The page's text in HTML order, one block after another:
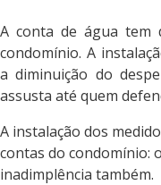
A conta de água tem
condomínio. A
a diminuição do
assusta até quem
A instalação dos
contas do condomínio:
inadimplência também.